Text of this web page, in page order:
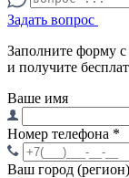
Задать вопрос
Заполните форму
и получите
Ваше имя
Номер телефона *
Ваш город (регион)